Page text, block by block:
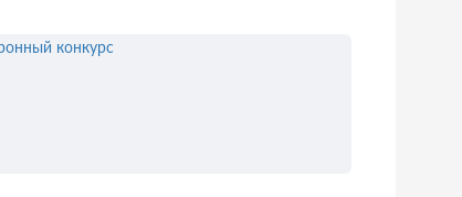
конкурс